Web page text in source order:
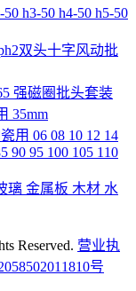
h3-50 h4-50 h5-50
双头十字风动批
强磁圈批头套装
35mm
用 06 08 10 12 14
90 95 100 105 110
璃 金属板 木材 水
Reserved. 营业执
号